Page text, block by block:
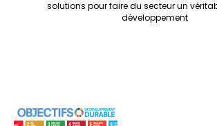
solutions pour faire du secteur un
développement